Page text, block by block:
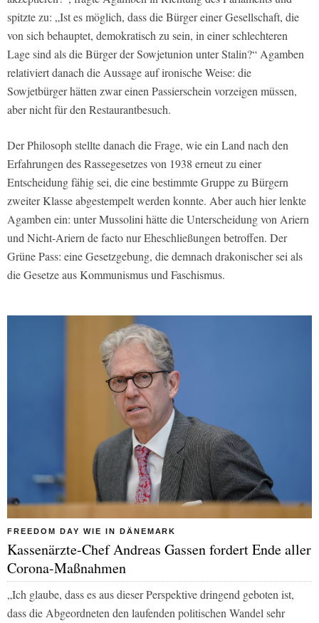
spitzte zu: „Ist es möglich, dass die Bürger einer Gesellschaft, die
von sich behauptet, demokratisch zu sein, in einer schlechteren
Lage sind als die Bürger der Sowjetunion unter Stalin?“ Agamben
relativiert danach die Aussage auf ironische Weise: die
Sowjetbürger hätten zwar einen Passierschein vorzeigen müssen,
aber nicht für den Restaurantbesuch.
Der Philosoph stellte danach die Frage, wie ein Land nach den
Erfahrungen des Rassegesetzes von 1938 erneut zu einer
Entscheidung fähig sei, die eine bestimmte Gruppe zu Bürgern
zweiter Klasse abgestempelt werden konnte. Aber auch hier lenkte
Agamben ein: unter Mussolini hätte die Unterscheidung von Ariern
und Nicht-Ariern de facto nur Eheschließungen betroffen. Der
Grüne Pass: eine Gesetzgebung, die demnach drakonischer sei als
die Gesetze aus Kommunismus und Faschismus.
FREEDOM DAY WIE IN DÄNEMARK
Kassenärzte-Chef Andreas Gassen fordert Ende aller
Corona-Maßnahmen
„Ich glaube, dass es aus dieser Perspektive dringend geboten ist,
dass die Abgeordneten den laufenden politischen Wandel sehr